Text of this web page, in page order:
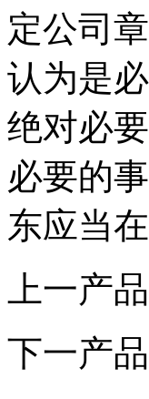
定公司
认为是
绝对必
必要的
东应当
上一产
下一产品